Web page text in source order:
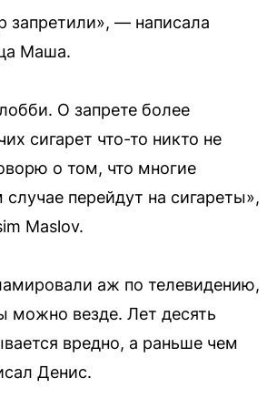
запретили», — написала
Маша.
О запрете более
сигарет что-то никто не
о том, что многие
перейдут на сигареты»,
Maslov.
аж по телевидению,
можно везде. Лет десять
вредно, а раньше чем
Денис.